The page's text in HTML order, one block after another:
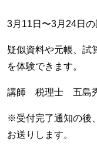
3月11日〜3月24日の
疑似資料や元帳、試
を体験できます。
講師 税理士 五島
※受付完了通知の後
お送りします。